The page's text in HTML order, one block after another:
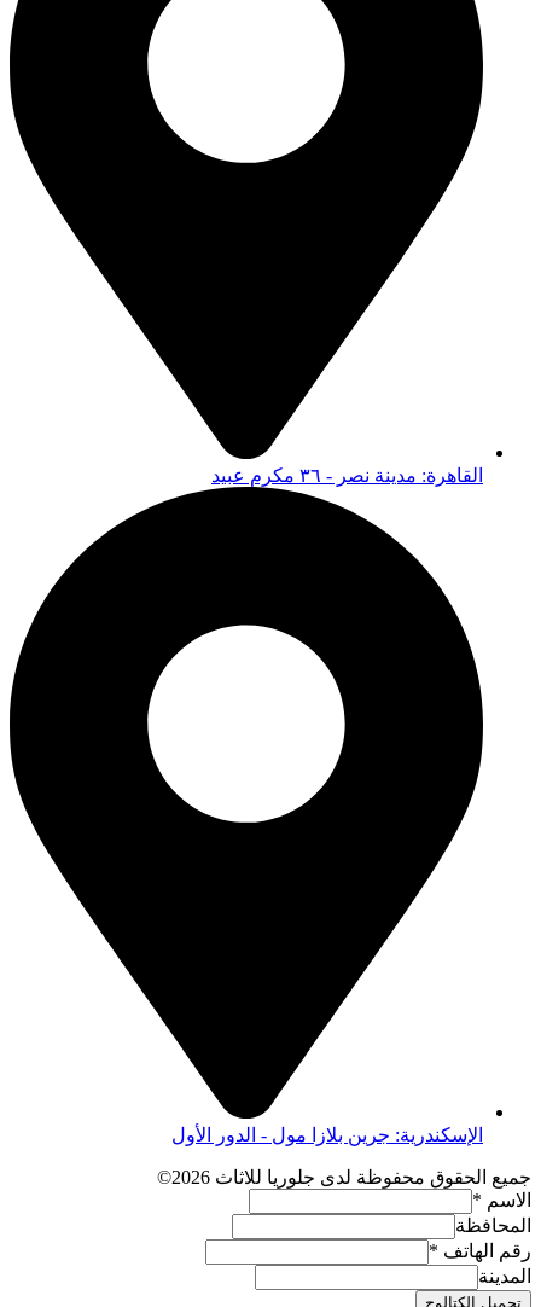
القاهرة: مدينة نصر - ٣٦ مكرم عبيد
الإسكندرية: جرين بلازا مول - الدور الأول
جميع الحقوق محفوظة لدى جلوريا للاثاث 2026©
الاسم *
المحافظة
رقم الهاتف *
المدينة
تحميل الكتالوج